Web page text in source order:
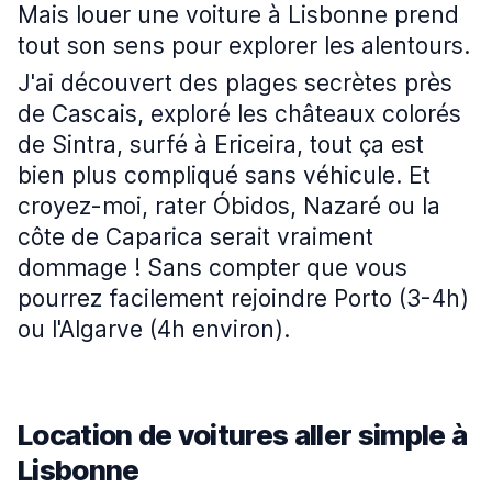
Mais louer une voiture à Lisbonne prend
tout son sens pour explorer les alentours.
J'ai découvert des plages secrètes près
de Cascais, exploré les châteaux colorés
de Sintra, surfé à Ericeira, tout ça est
bien plus compliqué sans véhicule. Et
croyez-moi, rater Óbidos, Nazaré ou la
côte de Caparica serait vraiment
dommage ! Sans compter que vous
pourrez facilement rejoindre Porto (3-4h)
ou l'Algarve (4h environ).
Location de voitures aller simple à
Lisbonne